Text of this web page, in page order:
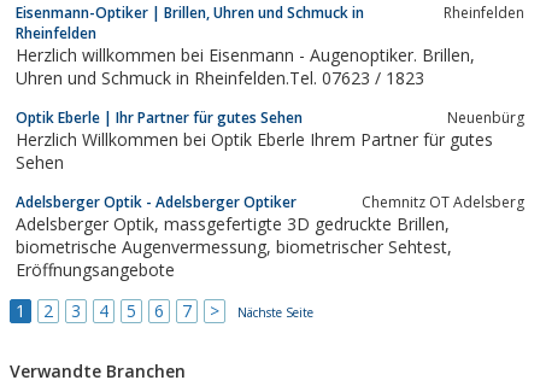
Eisenmann-Optiker | Brillen, Uhren und Schmuck in
Rheinfelden
Rheinfelden
Herzlich willkommen bei Eisenmann - Augenoptiker. Brillen,
Uhren und Schmuck in Rheinfelden.Tel. 07623 / 1823
Optik Eberle | Ihr Partner für gutes Sehen Neuenbürg
Herzlich Willkommen bei Optik Eberle Ihrem Partner für gutes
Sehen
Adelsberger Optik - Adelsberger Optiker Chemnitz OT Adelsberg
Adelsberger Optik, massgefertigte 3D gedruckte Brillen,
biometrische Augenvermessung, biometrischer Sehtest,
Eröffnungsangebote
1
2 3 4 5 6 7 > Nächste Seite
Verwandte Branchen